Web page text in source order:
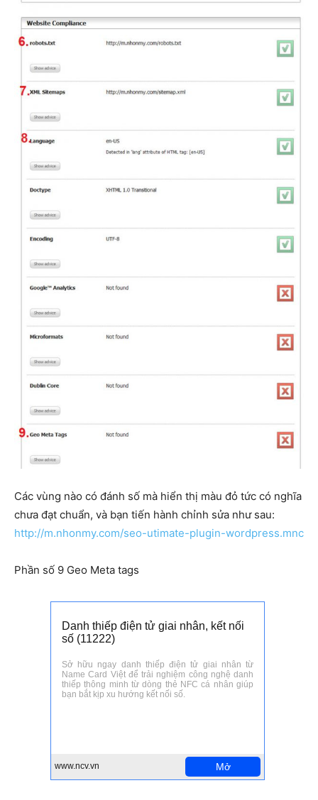
Các vùng nào có đánh số mà hiển thị màu đỏ tức có nghĩa
chưa đạt chuẩn, và bạn tiến hành chỉnh sửa như sau:
http://m.nhonmy.com/seo-utimate-plugin-wordpress.mnc
Phần số 9 Geo Meta tags